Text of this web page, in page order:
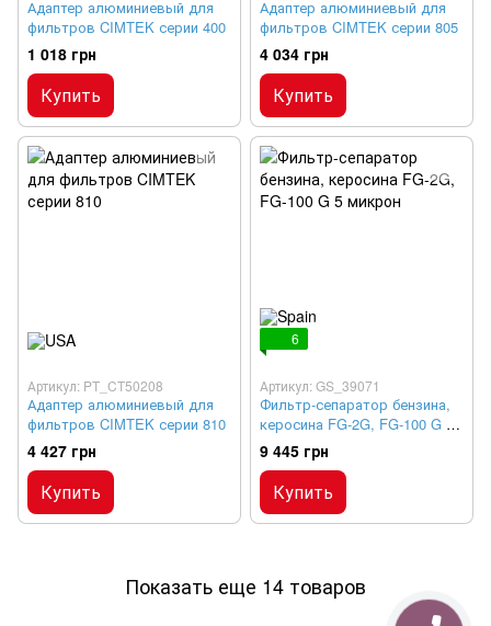
Адаптер алюминиевый для
фильтров CIMTEK серии 400
1 018 грн
Купить
Адаптер алюминиевый для
фильтров CIMTEK серии 805
4 034 грн
Купить
Артикул: PT_CT50208
Адаптер алюминиевый для
фильтров CIMTEK серии 810
4 427 грн
Купить
6
Артикул: GS_39071
Фильтр-сепаратор бензина,
керосина FG-2G, FG-100 G 5
микрон
9 445 грн
Купить
Показать еще 14 товаров